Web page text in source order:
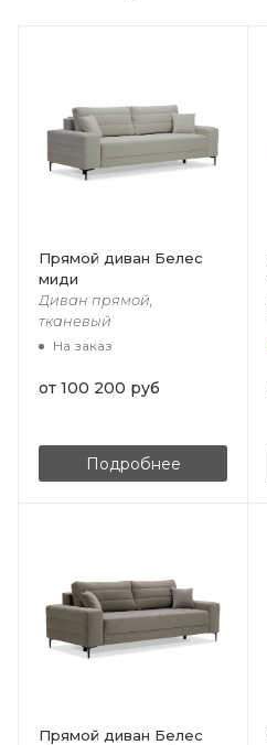
Прямой диван Белес
миди
Диван прямой,
тканевый
На заказ
от 100 200 руб
Подробнее
Прямой диван Белес